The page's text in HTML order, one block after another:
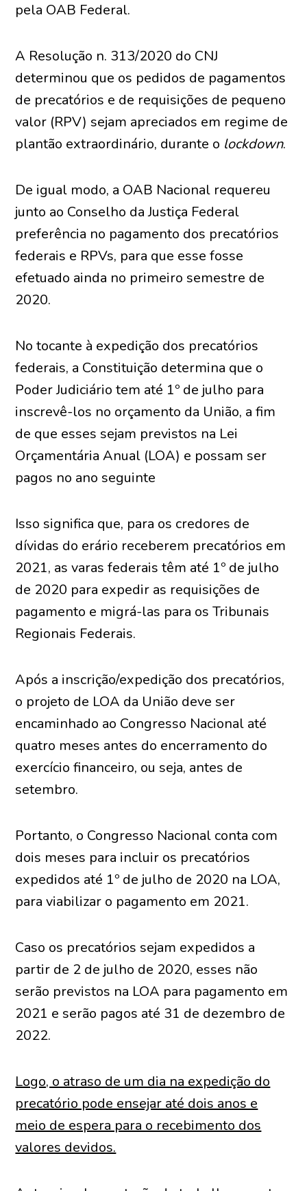
pela OAB Federal.
A Resolução n. 313/2020 do CNJ
determinou que os pedidos de pagamentos
de precatórios e de requisições de pequeno
valor (RPV) sejam apreciados em regime de
plantão extraordinário, durante o lockdown.
De igual modo, a OAB Nacional requereu
junto ao Conselho da Justiça Federal
preferência no pagamento dos precatórios
federais e RPVs, para que esse fosse
efetuado ainda no primeiro semestre de
2020.
No tocante à expedição dos precatórios
federais, a Constituição determina que o
Poder Judiciário tem até 1º de julho para
inscrevê-los no orçamento da União, a fim
de que esses sejam previstos na Lei
Orçamentária Anual (LOA) e possam ser
pagos no ano seguinte
Isso significa que, para os credores de
dívidas do erário receberem precatórios em
2021, as varas federais têm até 1º de julho
de 2020 para expedir as requisições de
pagamento e migrá-las para os Tribunais
Regionais Federais.
Após a inscrição/expedição dos precatórios,
o projeto de LOA da União deve ser
encaminhado ao Congresso Nacional até
quatro meses antes do encerramento do
exercício financeiro, ou seja, antes de
setembro.
Portanto, o Congresso Nacional conta com
dois meses para incluir os precatórios
expedidos até 1º de julho de 2020 na LOA,
para viabilizar o pagamento em 2021.
Caso os precatórios sejam expedidos a
partir de 2 de julho de 2020, esses não
serão previstos na LOA para pagamento em
2021 e serão pagos até 31 de dezembro de
2022.
Logo, o atraso de um dia na expedição do
precatório pode ensejar até dois anos e
meio de espera para o recebimento dos
valores devidos.